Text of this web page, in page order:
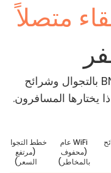
متصلاً
تعرف على كيفية مقارنة BNESIM بالتجوال وشرائح
WiFi عام
(محفوف
بالمخاطر)
خطط التجوال
(مرتفع
السعر)